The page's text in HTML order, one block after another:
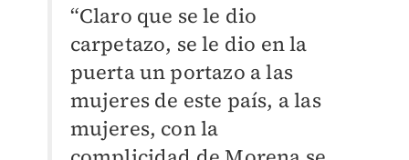
“Claro que se le dio
carpetazo, se le dio en la
puerta un portazo a las
mujeres de este país, a las
mujeres, con la